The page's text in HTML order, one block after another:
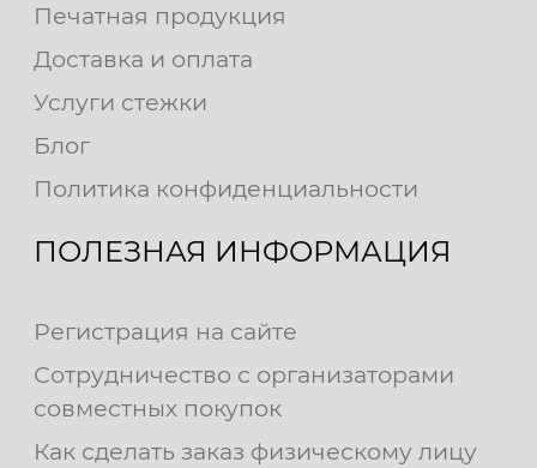
Печатная продукция
Доставка и оплата
Услуги стежки
Блог
Политика конфиденциальности
ПОЛЕЗНАЯ ИНФОРМАЦИЯ
Регистрация на сайте
Сотрудничество с организаторами
совместных покупок
Как сделать заказ физическому лицу